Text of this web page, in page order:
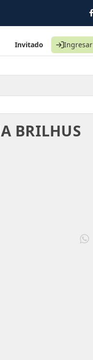
Invitado Ingresar
BRILHUS